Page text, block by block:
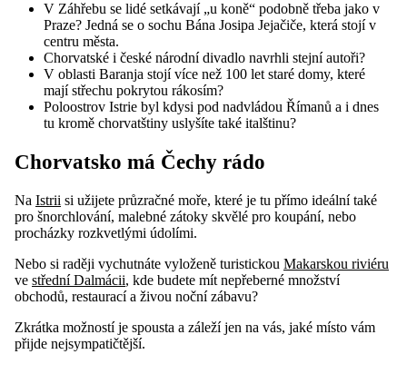
V Záhřebu se lidé setkávají „u koně“ podobně třeba jako v
Praze? Jedná se o sochu Bána Josipa Jejačiče, která stojí v
centru města.
Chorvatské i české národní divadlo navrhli stejní autoři?
V oblasti Baranja stojí více než 100 let staré domy, které
mají střechu pokrytou rákosím?
Poloostrov Istrie byl kdysi pod nadvládou Římanů a i dnes
tu kromě chorvatštiny uslyšíte také italštinu?
Chorvatsko má Čechy rádo
Na Istrii si užijete průzračné moře, které je tu přímo ideální také
pro šnorchlování, malebné zátoky skvělé pro koupání, nebo
procházky rozkvetlými údolími.
Nebo si raději vychutnáte vyloženě turistickou Makarskou riviéru
ve střední Dalmácii, kde budete mít nepřeberné množství
obchodů, restaurací a živou noční zábavu?
Zkrátka možností je spousta a záleží jen na vás, jaké místo vám
přijde nejsympatičtější.